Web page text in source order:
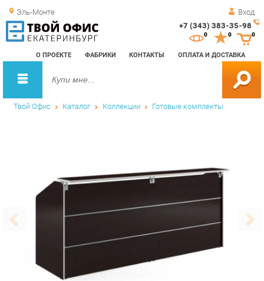
Эль-Монте Вход
+7 (343) 383-35-98
О ПРОЕКТЕ ФАБРИКИ КОНТАКТЫ ОПЛАТА И ДОСТАВКА
0 0
Твой Офис Каталог Коллекции Готовые комплекты